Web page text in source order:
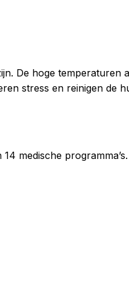
De hoge temperaturen
stress en reinigen de
medische